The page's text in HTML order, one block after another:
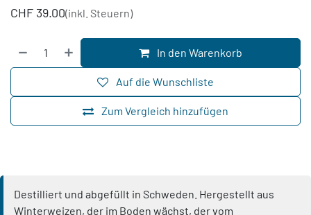
CHF 39.00(inkl. Steuern)
In den Warenkorb
Zum Vergleich hinzufügen
Auf die Wunschliste
Destilliert und abgefüllt in Schweden. Hergestellt aus
Winterweizen, der im Boden wächst, der vom